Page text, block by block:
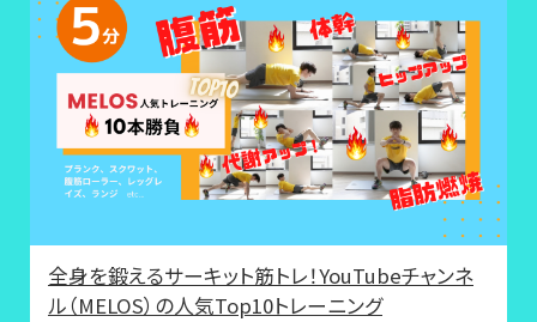
全身を鍛えるサーキット筋トレ！YouTubeチャンネ
ル（MELOS）の人気Top10トレーニング